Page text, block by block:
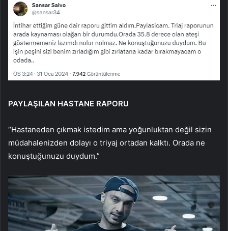
PAYLAŞILAN HASTANE RAPORU
“Hastaneden çıkmak istedim ama yoğunluktan değil sizin
müdahalenizden dolayı o triyaj ortadan kalktı. Orada ne
konuştuğunuzu duydum.”